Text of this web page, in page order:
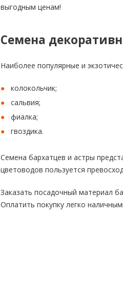
выгодным ценам!
Семена
Наиболее популярные и
колокольчик;
сальвия;
фиалка;
гвоздика.
Семена бархатцев и астры
цветоводов пользуется
Заказать посадочный материал
Оплатить покупку легко